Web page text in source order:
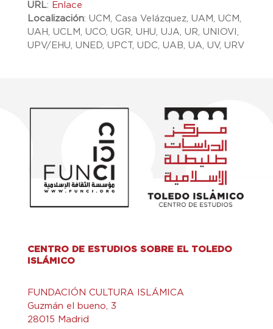
URL: Enlace
Localización: UCM, Casa Velázquez, UAM, UCM,
UAH, UCLM, UCO, UGR, UHU, UJA, UR, UNIOVI,
UPV/EHU, UNED, UPCT, UDC, UAB, UA, UV, URV
CENTRO DE ESTUDIOS SOBRE EL TOLEDO
ISLÁMICO
FUNDACIÓN CULTURA ISLÁMICA
Guzmán el bueno, 3
28015 Madrid